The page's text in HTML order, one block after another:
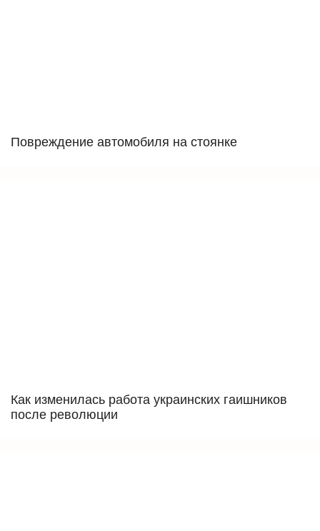
Повреждение автомобиля на стоянке
Как изменилась работа украинских гаишников
после революции